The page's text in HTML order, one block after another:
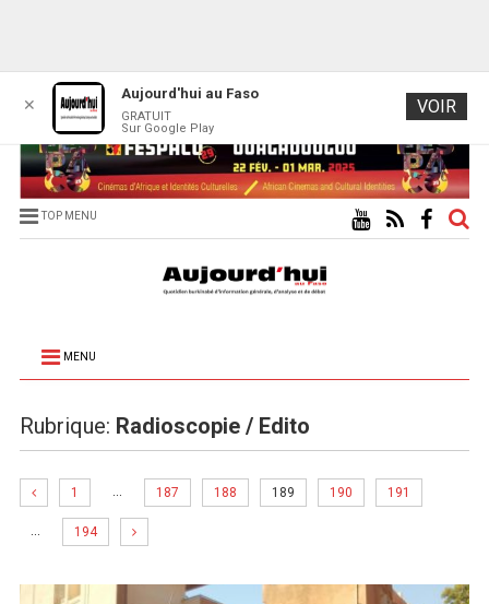
TOP MENU
MENU
Rubrique: Radioscopie / Edito
1 … 187 188 189 190 191
… 194
✕
Aujourd'hui au Faso
GRATUIT
Sur Google Play
VOIR